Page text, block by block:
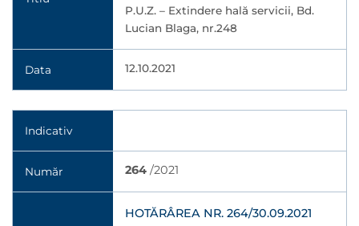
P.U.Z. – Extindere hală servicii, Bd.
Lucian Blaga, nr.248
Data 12.10.2021
Indicativ
Număr 264 /2021
HOTĂRÂREA NR. 264/30.09.2021